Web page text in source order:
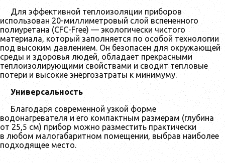
Для эффективной теплоизоляции приборов
использован 20-миллиметровый слой вспененного
полиуретана (CFC-Free) — экологически чистого
материала, который заполняется по особой технологии
под высоким давлением. Он безопасен для окружающей
среды и здоровья людей, обладает прекрасными
теплоизолирующими свойствами и сводит тепловые
потери и высокие энергозатраты к минимуму.
Универсальность
Благодаря современной узкой форме
водонагревателя и его компактным размерам (глубина
от 25,5 см) прибор можно разместить практически
в любом малогабаритном помещении, выбрав наиболее
подходящее место.